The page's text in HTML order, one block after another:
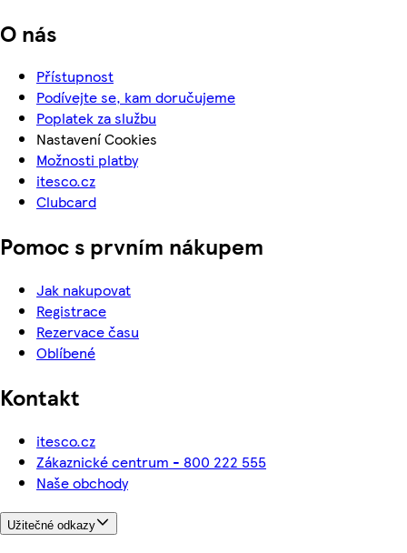
O nás
Přístupnost
Podívejte se, kam doručujeme
Poplatek za službu
Nastavení Cookies
Možnosti platby
itesco.cz
Clubcard
Pomoc s prvním nákupem
Jak nakupovat
Registrace
Rezervace času
Oblíbené
Kontakt
itesco.cz
Zákaznické centrum - 800 222 555
Naše obchody
Užitečné odkazy